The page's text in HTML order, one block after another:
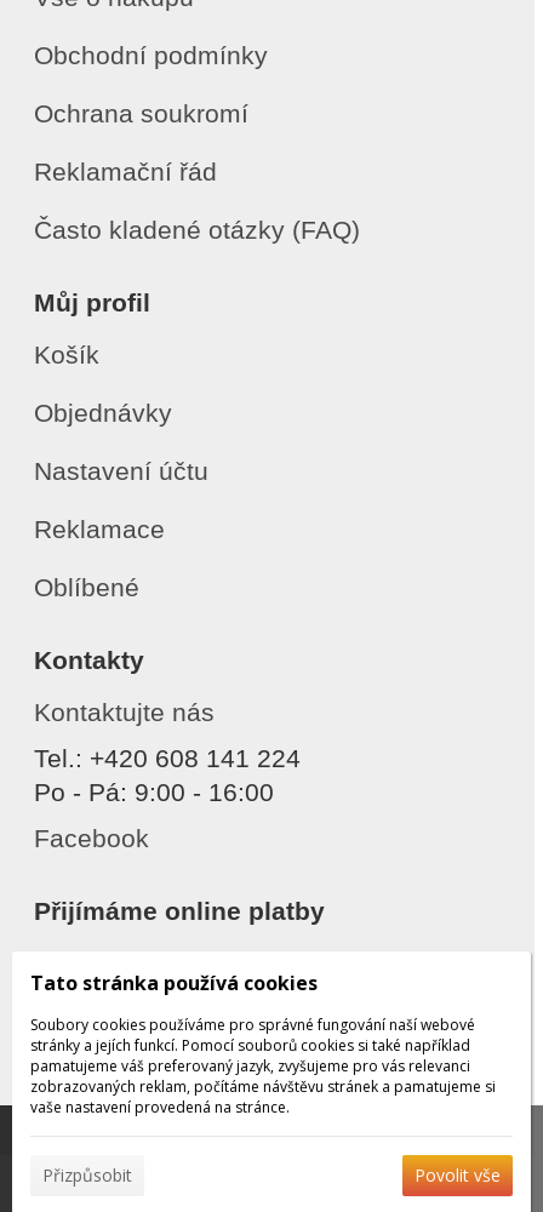
Obchodní podmínky
Ochrana soukromí
Reklamační řád
Často kladené otázky (FAQ)
Můj profil
Košík
Objednávky
Nastavení účtu
Reklamace
Oblíbené
Kontakty
Kontaktujte nás
Tel.: +420 608 141 224
Po - Pá: 9:00 - 16:00
Facebook
Přijímáme online platby
Děkujeme za důvěru
© 2026 WEXBO | |Přihlásit
pomáhají poskytovat služby. Používáním našich služeb
vyjadřujete souhlas s používáním souborů cookies.Více
✖
Tato stránka používá cookies
Soubory cookies používáme pro správné fungování naší webové
stránky a jejích funkcí. Pomocí souborů cookies si také například
pamatujeme váš preferovaný jazyk, zvyšujeme pro vás relevanci
zobrazovaných reklam, počítáme návštěvu stránek a pamatujeme si
vaše nastavení provedená na stránce.
Přizpůsobit Povolit vše